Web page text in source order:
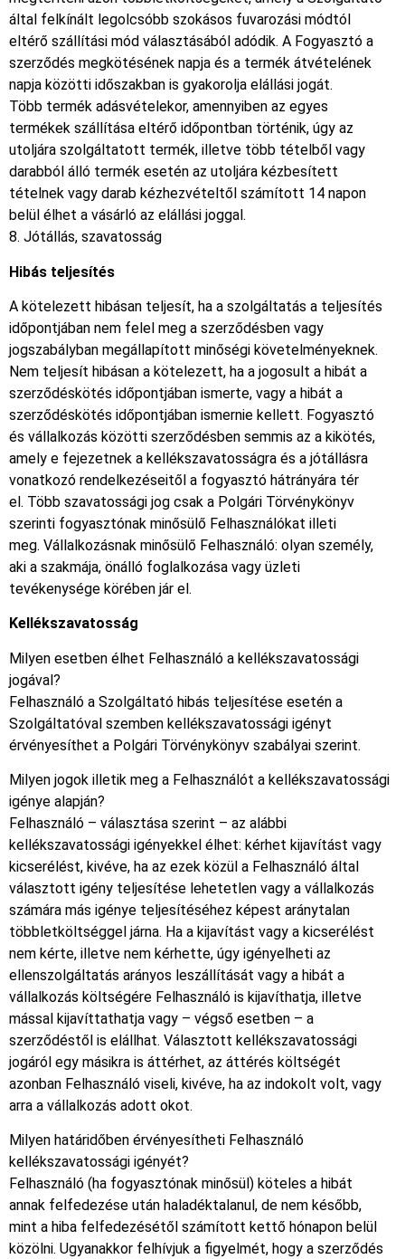
által felkínált legolcsóbb szokásos fuvarozási módtól
eltérő szállítási mód választásából adódik. A Fogyasztó a
szerződés megkötésének napja és a termék átvételének
napja közötti időszakban is gyakorolja elállási jogát.
Több termék adásvételekor, amennyiben az egyes
termékek szállítása eltérő időpontban történik, úgy az
utoljára szolgáltatott termék, illetve több tételből vagy
darabból álló termék esetén az utoljára kézbesített
tételnek vagy darab kézhezvételtől számított 14 napon
belül élhet a vásárló az elállási joggal.
8. Jótállás, szavatosság
Hibás teljesítés
A kötelezett hibásan teljesít, ha a szolgáltatás a teljesítés
időpontjában nem felel meg a szerződésben vagy
jogszabályban megállapított minőségi követelményeknek.
Nem teljesít hibásan a kötelezett, ha a jogosult a hibát a
szerződéskötés időpontjában ismerte, vagy a hibát a
szerződéskötés időpontjában ismernie kellett. Fogyasztó
és vállalkozás közötti szerződésben semmis az a kikötés,
amely e fejezetnek a kellékszavatosságra és a jótállásra
vonatkozó rendelkezéseitől a fogyasztó hátrányára tér
el. Több szavatossági jog csak a Polgári Törvénykönyv
szerinti fogyasztónak minősülő Felhasználókat illeti
meg. Vállalkozásnak minősülő Felhasználó: olyan személy,
aki a szakmája, önálló foglalkozása vagy üzleti
tevékenysége körében jár el.
Kellékszavatosság
Milyen esetben élhet Felhasználó a kellékszavatossági
jogával?
Felhasználó a Szolgáltató hibás teljesítése esetén a
Szolgáltatóval szemben kellékszavatossági igényt
érvényesíthet a Polgári Törvénykönyv szabályai szerint.
Milyen jogok illetik meg a Felhasználót a kellékszavatossági
igénye alapján?
Felhasználó – választása szerint – az alábbi
kellékszavatossági igényekkel élhet: kérhet kijavítást vagy
kicserélést, kivéve, ha az ezek közül a Felhasználó által
választott igény teljesítése lehetetlen vagy a vállalkozás
számára más igénye teljesítéséhez képest aránytalan
többletköltséggel járna. Ha a kijavítást vagy a kicserélést
nem kérte, illetve nem kérhette, úgy igényelheti az
ellenszolgáltatás arányos leszállítását vagy a hibát a
vállalkozás költségére Felhasználó is kijavíthatja, illetve
mással kijavíttathatja vagy – végső esetben – a
szerződéstől is elállhat. Választott kellékszavatossági
jogáról egy másikra is áttérhet, az áttérés költségét
azonban Felhasználó viseli, kivéve, ha az indokolt volt, vagy
arra a vállalkozás adott okot.
Milyen határidőben érvényesítheti Felhasználó
kellékszavatossági igényét?
Felhasználó (ha fogyasztónak minősül) köteles a hibát
annak felfedezése után haladéktalanul, de nem később,
mint a hiba felfedezésétől számított kettő hónapon belül
közölni. Ugyanakkor felhívjuk a figyelmét, hogy a szerződés